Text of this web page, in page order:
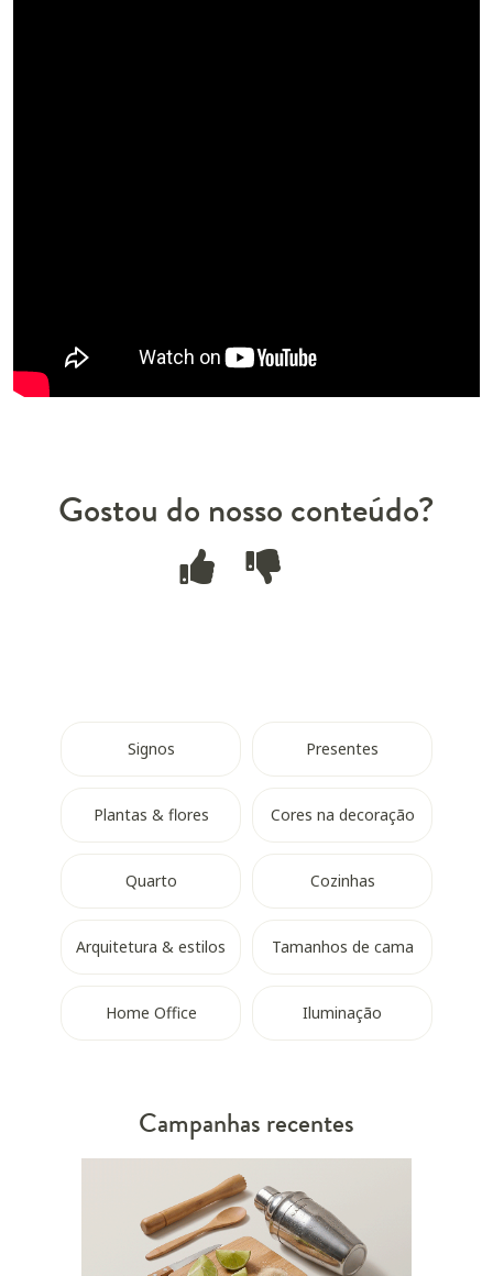
Gostou do nosso conteúdo?
Signos Presentes
Plantas & flores Cores na decoração
Quarto Cozinhas
Arquitetura & estilos Tamanhos de cama
Home Office Iluminação
Campanhas recentes